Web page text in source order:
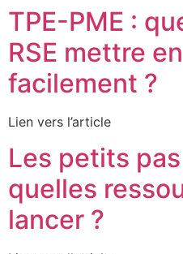
TPE-PME :
RSE mettre
facilement ?
Lien vers l’article
Les petits pas
quelles
lancer ?